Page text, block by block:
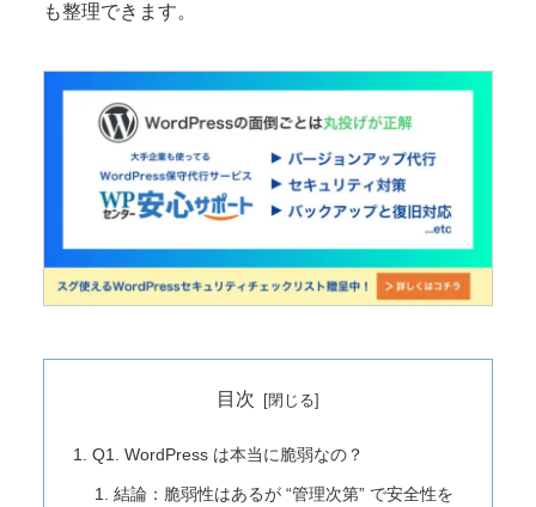
も整理できます。
目次
Q1. WordPress は本当に脆弱なの？
結論：脆弱性はあるが “管理次第” で安全性を